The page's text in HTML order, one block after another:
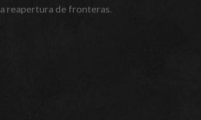
reapertura de fronteras.